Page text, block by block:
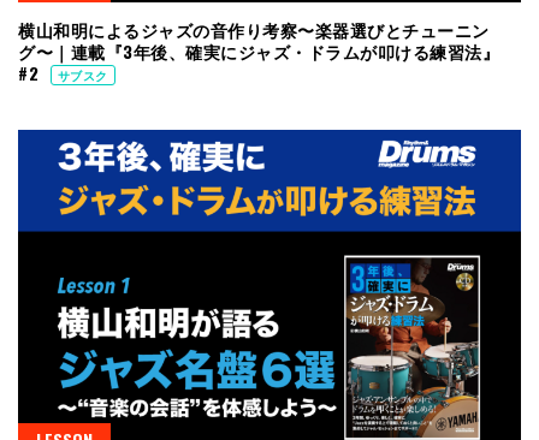
横山和明によるジャズの音作り考察〜楽器選びとチューニン
グ〜｜連載『3年後、確実にジャズ・ドラムが叩ける練習法』
#2
サブスク